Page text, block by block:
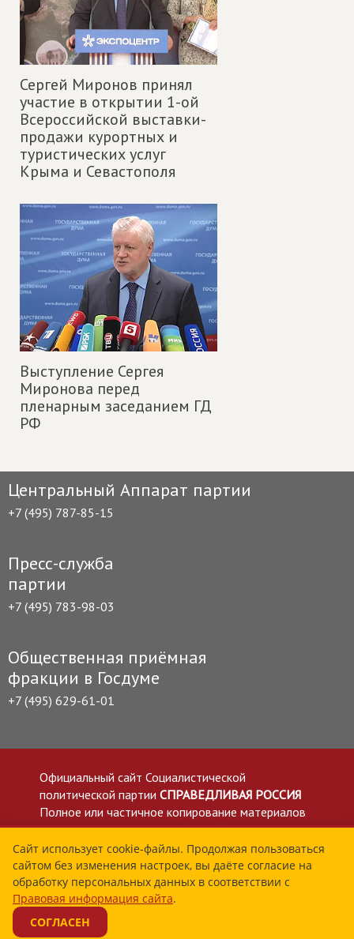
Сергей Миронов принял
участие в открытии 1-ой
Всероссийской выставки-
продажи курортных и
туристических услуг
Крыма и Севастополя
Выступление Сергея
Миронова перед
пленарным заседанием ГД
РФ
Центральный Аппарат партии
+7 (495) 787-85-15
Пресс-служба
партии
+7 (495) 783-98-03
Общественная приёмная
фракции в Госдуме
+7 (495) 629-61-01
Официальный сайт Социалистической
политической партии СПРАВЕДЛИВАЯ РОССИЯ
Полное или частичное копирование материалов
приветствуется со ссылкой на сайт spravedlivo.ru
Политика в отношении обработки персональных
данных
Все материалы сайта spravedlivo.ru доступны по
лицензии Creative Commons Attribution 4.0 International
Сайт использует cookie-файлы. Продолжая пользоваться
сайтом без изменения настроек, вы даёте согласие на
обработку персональных данных в соответствии с
Правовая информация сайта.
СОГЛАСЕН